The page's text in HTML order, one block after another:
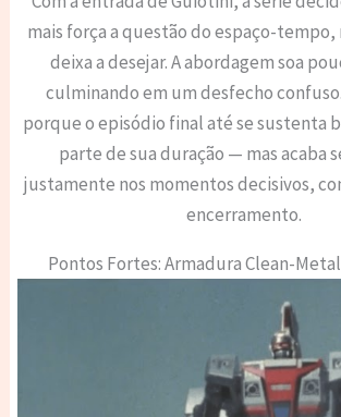
mais força a questão do espaço-tempo,
deixa a desejar. A abordagem soa
culminando em um desfecho
porque o episódio final até se sustenta
parte de sua duração — mas acaba
justamente nos momentos decisivos,
encerramento.
Pontos Fortes: Armadura Clean-